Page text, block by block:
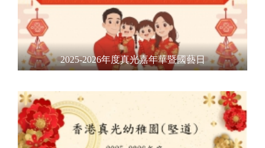
2025-2026年度真光嘉年華暨國藝日